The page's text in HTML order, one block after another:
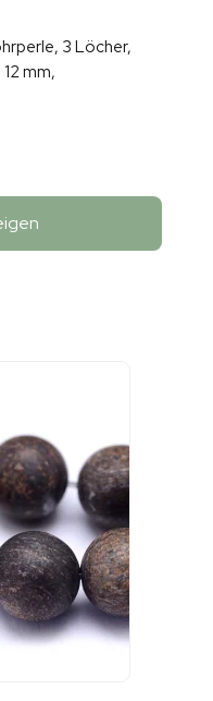
3 Löcher,
mm,